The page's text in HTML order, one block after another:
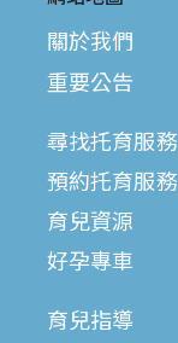
關於我們
重要公告
尋找托育服務
預約托育服務
育兒資源
好孕專車
育兒指導